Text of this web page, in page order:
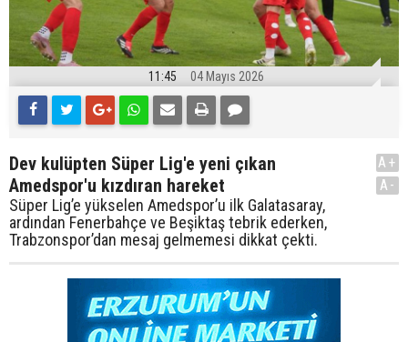
11:45 04 Mayıs 2026
Dev kulüpten Süper Lig'e yeni çıkan
Amedspor'u kızdıran hareket
Süper Lig’e yükselen Amedspor’u ilk Galatasaray,
ardından Fenerbahçe ve Beşiktaş tebrik ederken,
Trabzonspor’dan mesaj gelmemesi dikkat çekti.
A+
A-